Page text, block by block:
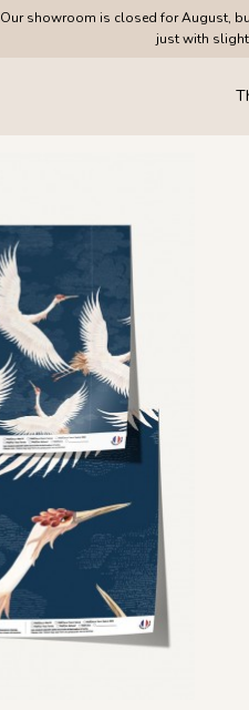
Our showroom is closed for August,
just with